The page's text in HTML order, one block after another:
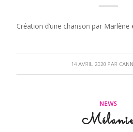
Création d’une chanson par
14 AVRIL 2020 PAR
NEWS